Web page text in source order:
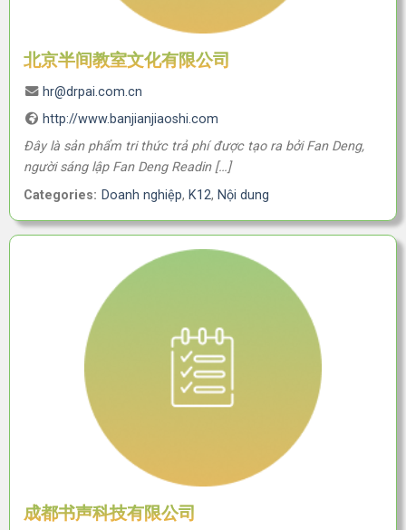
北京半间教室文化有限公司
hr@drpai.com.cn
http://www.banjianjiaoshi.com
Đây là sản phẩm tri thức trả phí được tạo ra bởi Fan Deng,
người sáng lập Fan Deng Readin […]
Categories: Doanh nghiệp, K12, Nội dung
成都书声科技有限公司